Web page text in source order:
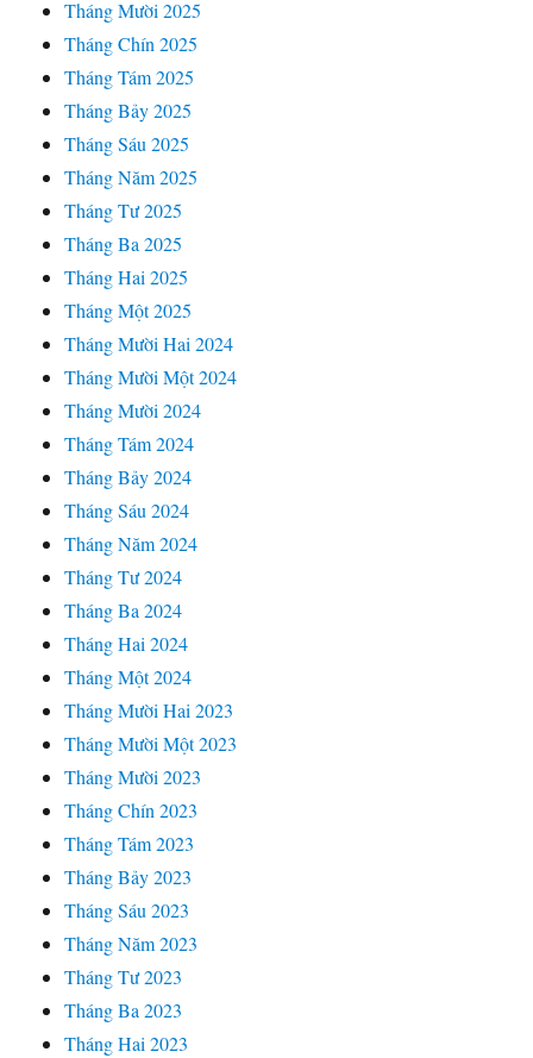
Tháng Mười 2025
Tháng Chín 2025
Tháng Tám 2025
Tháng Bảy 2025
Tháng Sáu 2025
Tháng Năm 2025
Tháng Tư 2025
Tháng Ba 2025
Tháng Hai 2025
Tháng Một 2025
Tháng Mười Hai 2024
Tháng Mười Một 2024
Tháng Mười 2024
Tháng Tám 2024
Tháng Bảy 2024
Tháng Sáu 2024
Tháng Năm 2024
Tháng Tư 2024
Tháng Ba 2024
Tháng Hai 2024
Tháng Một 2024
Tháng Mười Hai 2023
Tháng Mười Một 2023
Tháng Mười 2023
Tháng Chín 2023
Tháng Tám 2023
Tháng Bảy 2023
Tháng Sáu 2023
Tháng Năm 2023
Tháng Tư 2023
Tháng Ba 2023
Tháng Hai 2023